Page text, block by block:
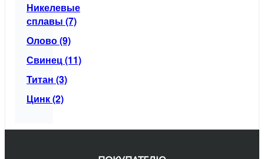
Никелевые
сплавы (7)
Олово (9)
Свинец (11)
Титан (3)
Цинк (2)